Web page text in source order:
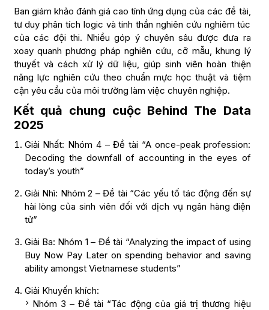
Ban giám khảo đánh giá cao tính ứng dụng của các đề tài,
tư duy phân tích logic và tinh thần nghiên cứu nghiêm túc
của các đội thi. Nhiều góp ý chuyên sâu được đưa ra
xoay quanh phương pháp nghiên cứu, cỡ mẫu, khung lý
thuyết và cách xử lý dữ liệu, giúp sinh viên hoàn thiện
năng lực nghiên cứu theo chuẩn mực học thuật và tiệm
cận yêu cầu của môi trường làm việc chuyên nghiệp.
Kết quả chung cuộc Behind The Data
2025
Giải Nhất: Nhóm 4 – Đề tài “A once-peak profession:
Decoding the downfall of accounting in the eyes of
today’s youth”
Giải Nhì: Nhóm 2 – Đề tài “Các yếu tố tác động đến sự
hài lòng của sinh viên đối với dịch vụ ngân hàng điện
tử”
Giải Ba: Nhóm 1 – Đề tài “Analyzing the impact of using
Buy Now Pay Later on spending behavior and saving
ability amongst Vietnamese students”
Giải Khuyến khích:
Nhóm 3 – Đề tài “Tác động của giá trị thương hiệu